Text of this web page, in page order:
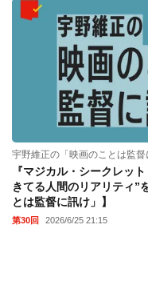
宇野維正の「映画のことは監督
『マジカル・シークレッ
きてる人間のリアリティ”
とは監督に訊け」】
第30回 2026/6/25 21:15